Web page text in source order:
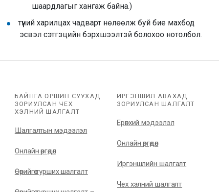
шаардлагыг хангаж байна.)
түүний харилцах чадварт нөлөөлж буй бие махбод
эсвэл сэтгэцийн бэрхшээлтэй болохоо нотолбол.
БАЙНГА ОРШИН СУУХАД
ЗОРИУЛСАН ЧЕХ
ХЭЛНИЙ ШАЛГАЛТ
Шалгалтын мэдээлэл
Онлайн өргөдөл
Өөрийгөө турших шалгалт
ИРГЭНШИЛ АВАХАД
ЗОРИУЛСАН ШАЛГАЛТ
Ерөнхий мэдээлэл
Онлайн өргөдөл
Иргэншлийн шалгалт
Чех хэлний шалгалт